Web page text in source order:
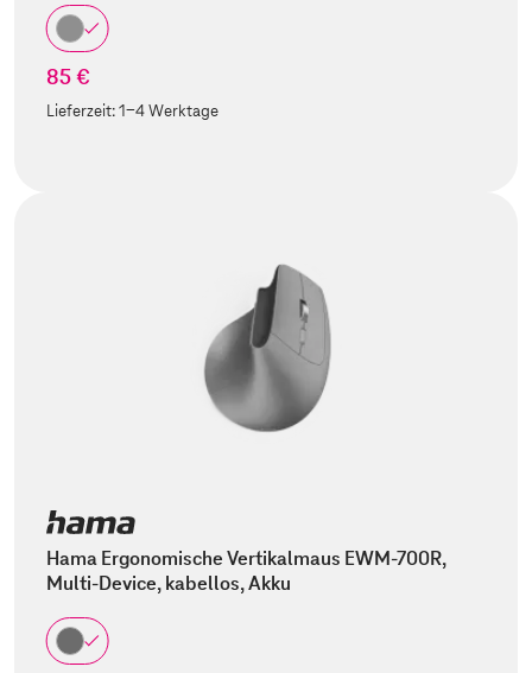
85 €
Lieferzeit:1-4 Werktage
Hama Ergonomische Vertikalmaus EWM-700R,
Multi-Device, kabellos, Akku